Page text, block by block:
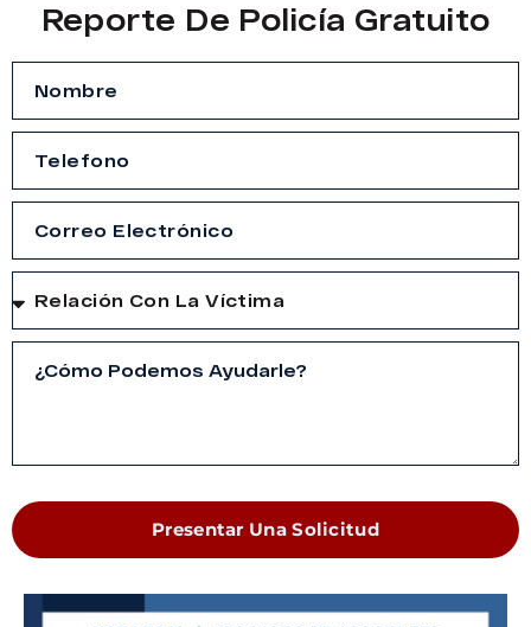
Reporte De Policía Gratuito
Presentar Una Solicitud